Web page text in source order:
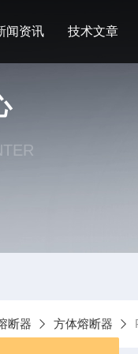
闻资讯 技术文章
断器 方体熔断器